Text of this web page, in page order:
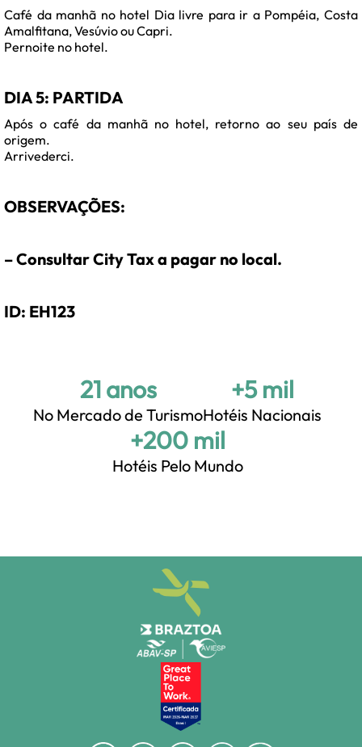
Café da manhã no hotel Dia livre para ir a Pompéia, Costa
Amalfitana, Vesúvio ou Capri.
Pernoite no hotel.
DIA 5: PARTIDA
Após o café da manhã no hotel, retorno ao seu país de
origem.
Arrivederci.
OBSERVAÇÕES:
– Consultar City Tax a pagar no local.
ID: EH123
21 anos
No Mercado de Turismo
+5 mil
Hotéis Nacionais
+200 mil
Hotéis Pelo Mundo